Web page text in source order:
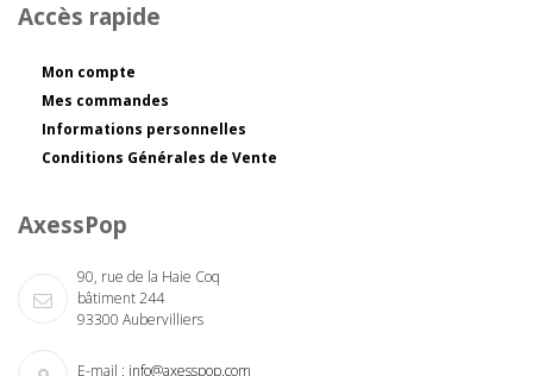
Accès rapide
Mon compte
Mes commandes
Informations personnelles
Conditions Générales de Vente
AxessPop
90, rue de la Haie Coq
bâtiment 244
93300 Aubervilliers
E-mail : info@axesspop.com